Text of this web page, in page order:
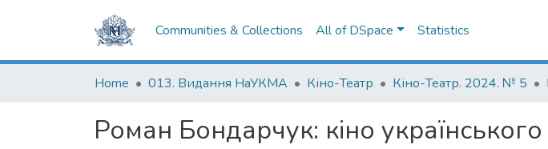
Communities & Collections All of DSpace Statistics
Home 013. Видання НаУКМА Кіно-Театр Кіно-Театр. 2024. № 5
Роман Бондарчук: кіно